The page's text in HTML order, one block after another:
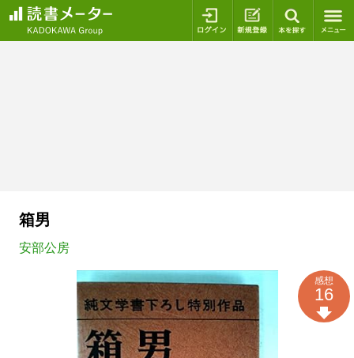
ログイン 新規登録
箱男
安部公房
感想
16